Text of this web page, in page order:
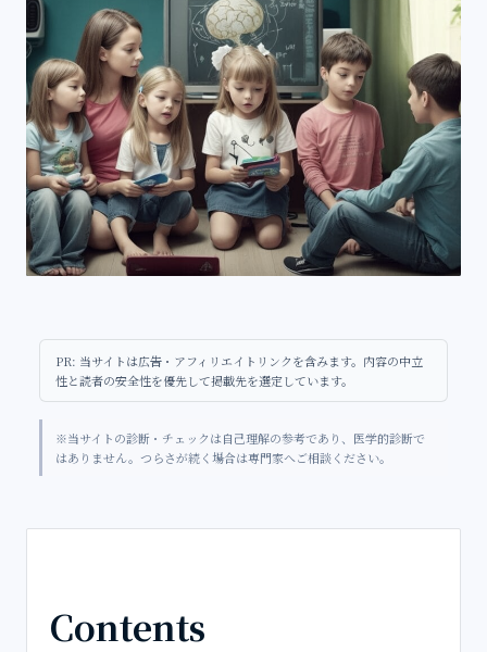
PR: 当サイトは広告・アフィリエイトリンクを含みます。内容の中立
性と読者の安全性を優先して掲載先を選定しています。
※当サイトの診断・チェックは自己理解の参考であり、医学的診断で
はありません。つらさが続く場合は専門家へご相談ください。
Contents